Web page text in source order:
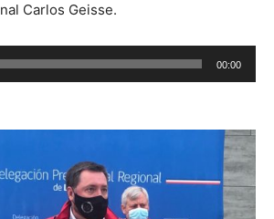
Carlos Geisse.
00:00